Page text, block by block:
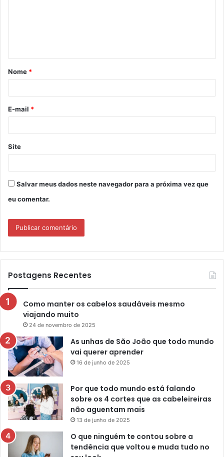
á
r
*
Nome *
E-mail *
Site
Salvar meus dados neste navegador para a próxima vez que
eu comentar.
Postagens Recentes
Como manter os cabelos saudáveis mesmo
viajando muito
24 de novembro de 2025
As unhas de São João que todo mundo
vai querer aprender
16 de junho de 2025
Por que todo mundo está falando
sobre os 4 cortes que as cabeleireiras
não aguentam mais
13 de junho de 2025
O que ninguém te contou sobre a
tendência que voltou e muda tudo no